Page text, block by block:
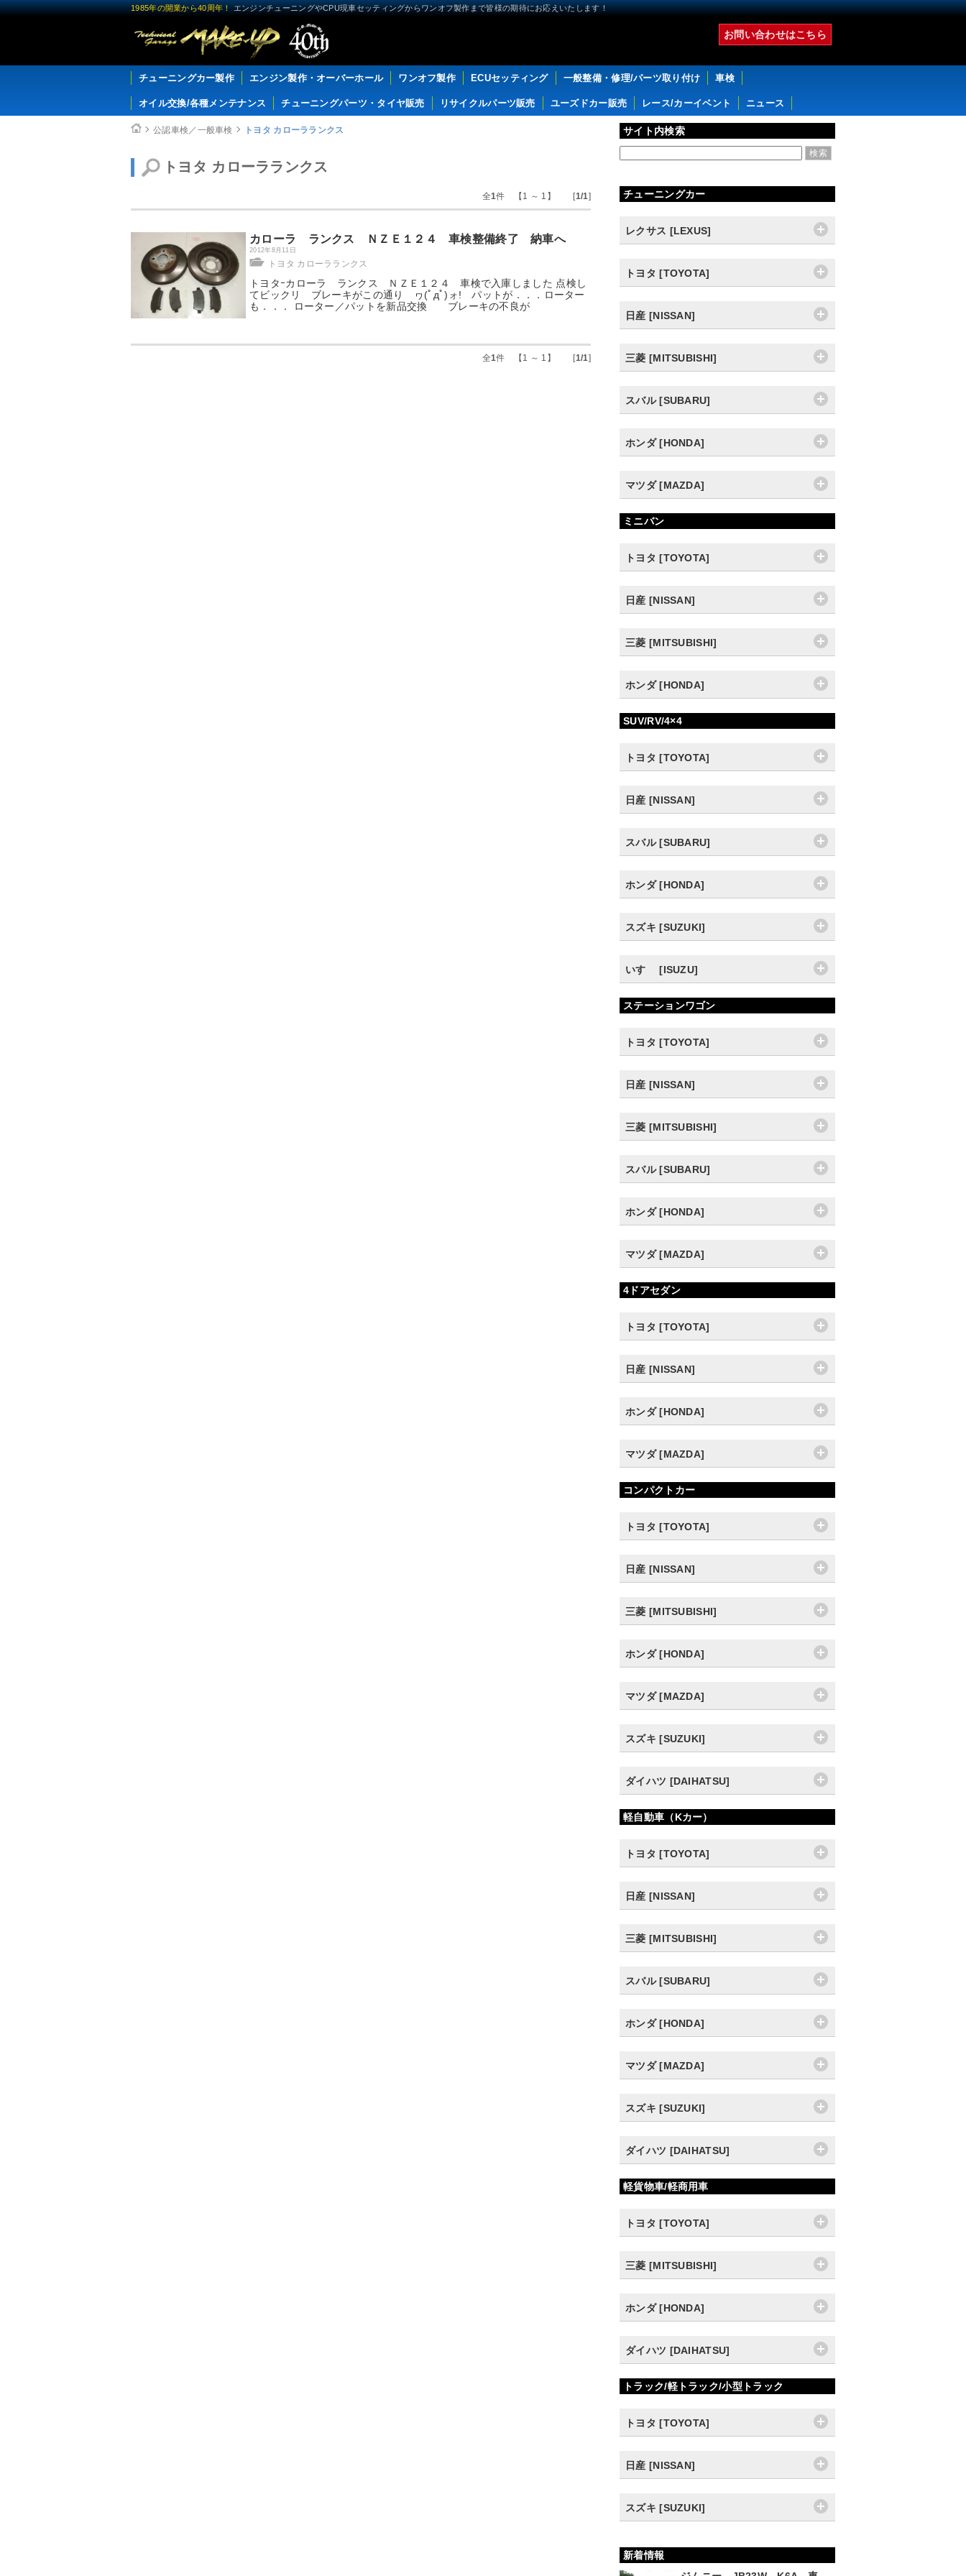
1985年の開業から40周年！エンジンチューニングやCPU現車セッティングからワンオフ製作まで皆様の期待にお応えいたします！
お問い合わせはこちら
チューニングカー製作 エンジン製作・オーバーホール ワンオフ製作 ECUセッティング 一般整備・修理/パーツ取り付け 車検
オイル交換/各種メンテナンス チューニングパーツ・タイヤ販売 リサイクルパーツ販売 ユーズドカー販売 レース/カーイベント ニュース
公認車検／一般車検 トヨタ カローラランクス
トヨタ カローラランクス
全1件 【1 ～ 1】 [1/1]
カローラ ランクス ＮＺＥ１２４ 車検整備終了 納車へ
2012年8月11日
トヨタ カローラランクス
トヨタｰカローラ ランクス ＮＺＥ１２４ 車検で入庫しました 点検し
てビックリ ブレーキがこの通り ヮ(ﾟдﾟ)ォ! パットが．．．ローター
も．．． ローター／パットを新品交換 ブレーキの不良が
全1件 【1 ～ 1】 [1/1]
サイト内検索
チューニングカー
レクサス [LEXUS]
トヨタ [TOYOTA]
日産 [NISSAN]
三菱 [MITSUBISHI]
スバル [SUBARU]
ホンダ [HONDA]
マツダ [MAZDA]
ミニバン
トヨタ [TOYOTA]
日産 [NISSAN]
三菱 [MITSUBISHI]
ホンダ [HONDA]
SUV/RV/4×4
トヨタ [TOYOTA]
日産 [NISSAN]
スバル [SUBARU]
ホンダ [HONDA]
スズキ [SUZUKI]
いすゞ [ISUZU]
ステーションワゴン
トヨタ [TOYOTA]
日産 [NISSAN]
三菱 [MITSUBISHI]
スバル [SUBARU]
ホンダ [HONDA]
マツダ [MAZDA]
4ドアセダン
トヨタ [TOYOTA]
日産 [NISSAN]
ホンダ [HONDA]
マツダ [MAZDA]
コンパクトカー
トヨタ [TOYOTA]
日産 [NISSAN]
三菱 [MITSUBISHI]
ホンダ [HONDA]
マツダ [MAZDA]
スズキ [SUZUKI]
ダイハツ [DAIHATSU]
軽自動車（Kカー）
トヨタ [TOYOTA]
日産 [NISSAN]
三菱 [MITSUBISHI]
スバル [SUBARU]
ホンダ [HONDA]
マツダ [MAZDA]
スズキ [SUZUKI]
ダイハツ [DAIHATSU]
軽貨物車/軽商用車
トヨタ [TOYOTA]
三菱 [MITSUBISHI]
ホンダ [HONDA]
ダイハツ [DAIHATSU]
トラック/軽トラック/小型トラック
トヨタ [TOYOTA]
日産 [NISSAN]
スズキ [SUZUKI]
新着情報